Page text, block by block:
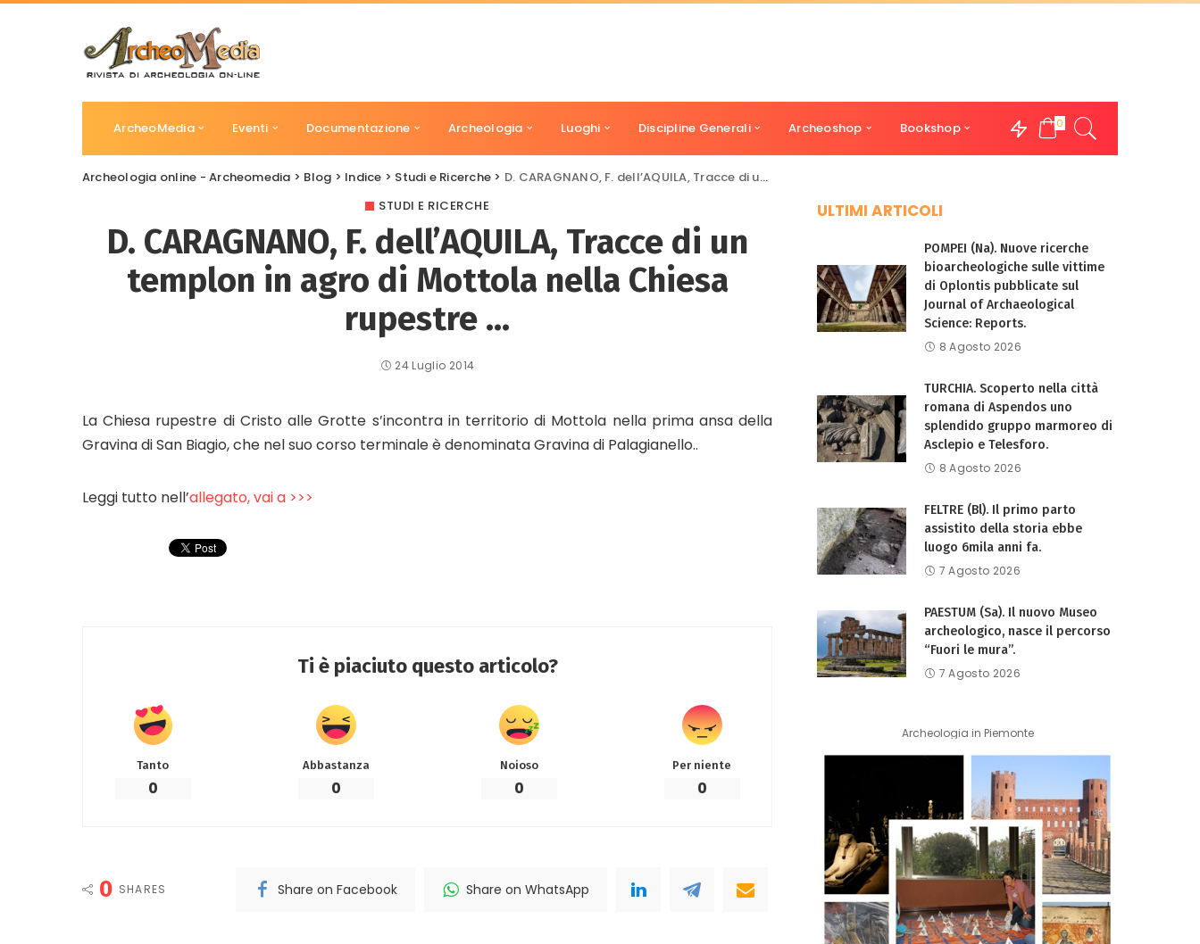
ArcheoMedia Eventi Documentazione Archeologia Luoghi Discipline Generali Archeoshop Bookshop 0
Archeologia online - Archeomedia > Blog > Indice > Studi e Ricerche > D. CARAGNANO, F. dell’AQUILA, Tracce di un templon in agro di Mottola nella Chiesa rupestre …
STUDI E RICERCHE
D. CARAGNANO, F. dell’AQUILA, Tracce di un
templon in agro di Mottola nella Chiesa
rupestre …
24 Luglio 2014
La Chiesa rupestre di Cristo alle Grotte s’incontra in territorio di Mottola nella prima ansa della
Gravina di San Biagio, che nel suo corso terminale è denominata Gravina di Palagianello..
Leggi tutto nell’allegato, vai a >>>
Ti è piaciuto questo articolo?
Tanto
0
Abbastanza
0
Noioso
0
Per niente
0
0 SHARES Share on Facebook Share on WhatsApp
ULTIMI ARTICOLI
POMPEI (Na). Nuove ricerche
bioarcheologiche sulle vittime
di Oplontis pubblicate sul
Journal of Archaeological
Science: Reports.
8 Agosto 2026
TURCHIA. Scoperto nella città
romana di Aspendos uno
splendido gruppo marmoreo di
Asclepio e Telesforo.
8 Agosto 2026
FELTRE (Bl). Il primo parto
assistito della storia ebbe
luogo 6mila anni fa.
7 Agosto 2026
PAESTUM (Sa). Il nuovo Museo
archeologico, nasce il percorso
“Fuori le mura”.
7 Agosto 2026
Archeologia in Piemonte